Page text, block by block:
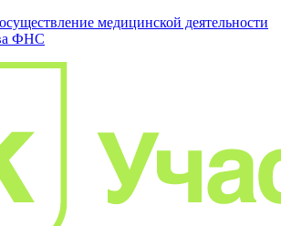
медицинской деятельности
ФНС